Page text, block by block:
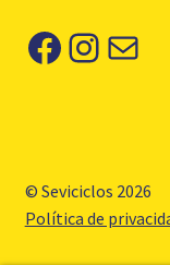
Facebook
© Seviciclos 2026
Política de